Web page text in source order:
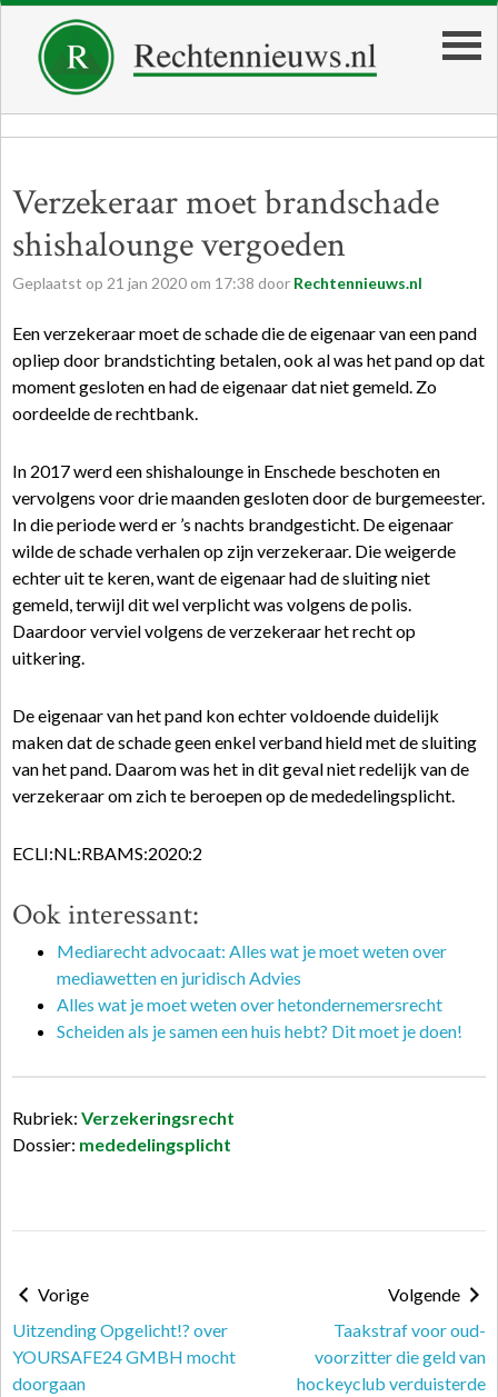
Verzekeraar moet brandschade
shishalounge vergoeden
Geplaatst op 21 jan 2020 om 17:38 door Rechtennieuws.nl
Een verzekeraar moet de schade die de eigenaar van een pand
opliep door brandstichting betalen, ook al was het pand op dat
moment gesloten en had de eigenaar dat niet gemeld. Zo
oordeelde de rechtbank.
In 2017 werd een shishalounge in Enschede beschoten en
vervolgens voor drie maanden gesloten door de burgemeester.
In die periode werd er ’s nachts brandgesticht. De eigenaar
wilde de schade verhalen op zijn verzekeraar. Die weigerde
echter uit te keren, want de eigenaar had de sluiting niet
gemeld, terwijl dit wel verplicht was volgens de polis.
Daardoor verviel volgens de verzekeraar het recht op
uitkering.
De eigenaar van het pand kon echter voldoende duidelijk
maken dat de schade geen enkel verband hield met de sluiting
van het pand. Daarom was het in dit geval niet redelijk van de
verzekeraar om zich te beroepen op de mededelingsplicht.
ECLI:NL:RBAMS:2020:2
Ook interessant:
Mediarecht advocaat: Alles wat je moet weten over
mediawetten en juridisch Advies
Alles wat je moet weten over hetondernemersrecht
Scheiden als je samen een huis hebt? Dit moet je doen!
Rubriek: Verzekeringsrecht
Dossier: mededelingsplicht
Vorige
Uitzending Opgelicht!? over
YOURSAFE24 GMBH mocht
doorgaan
Volgende
Taakstraf voor oud-
voorzitter die geld van
hockeyclub verduisterde